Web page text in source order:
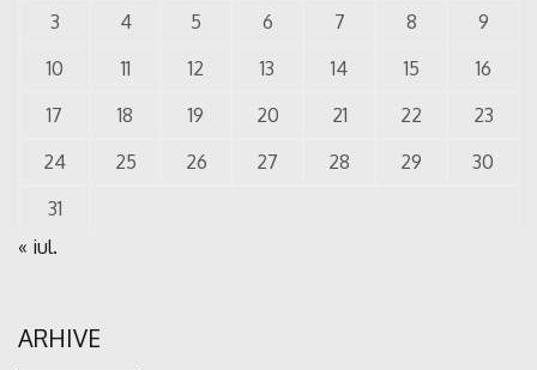
3
4 5 6 7 8
9
10
11 12 13 14 15
16
17
18 19 20 21 22
23
24
25 26 27 28 29
30
31
« iul.
ARHIVE